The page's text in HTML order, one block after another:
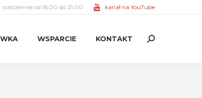
codziennie od 16:00 do 21:00 kanał na YouTube
WSPARCIE KONTAKT Search: